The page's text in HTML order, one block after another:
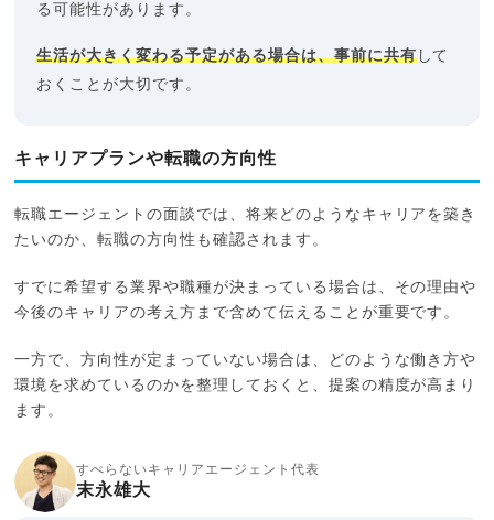
る可能性があります。
生活が大きく変わる予定がある場合は、事前に共有して
おくことが大切です。
キャリアプランや転職の方向性
転職エージェントの面談では、将来どのようなキャリアを築き
たいのか、転職の方向性も確認されます。
すでに希望する業界や職種が決まっている場合は、その理由や
今後のキャリアの考え方まで含めて伝えることが重要です。
一方で、方向性が定まっていない場合は、どのような働き方や
環境を求めているのかを整理しておくと、提案の精度が高まり
ます。
すべらないキャリアエージェント代表
末永雄大